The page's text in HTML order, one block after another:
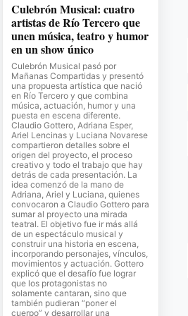
Culebrón Musical: cuatro
artistas de Río Tercero que
unen música, teatro y humor
en un show único
Culebrón Musical pasó por
Mañanas Compartidas y presentó
una propuesta artística que nació
en Río Tercero y que combina
música, actuación, humor y una
puesta en escena diferente.
Claudio Gottero, Adriana Esper,
Ariel Lencinas y Luciana Novarese
compartieron detalles sobre el
origen del proyecto, el proceso
creativo y todo el trabajo que hay
detrás de cada presentación. La
idea comenzó de la mano de
Adriana, Ariel y Luciana, quienes
convocaron a Claudio Gottero para
sumar al proyecto una mirada
teatral. El objetivo fue ir más allá
de un espectáculo musical y
construir una historia en escena,
incorporando personajes, vínculos,
movimientos y actuación. Gottero
explicó que el desafío fue lograr
que los protagonistas no
solamente cantaran, sino que
también pudieran “poner el
cuerpo” y desarrollar una